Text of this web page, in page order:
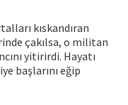
kıskandıran
çakılsa, o militan
yitirirdi. Hayatı
başlarını eğip